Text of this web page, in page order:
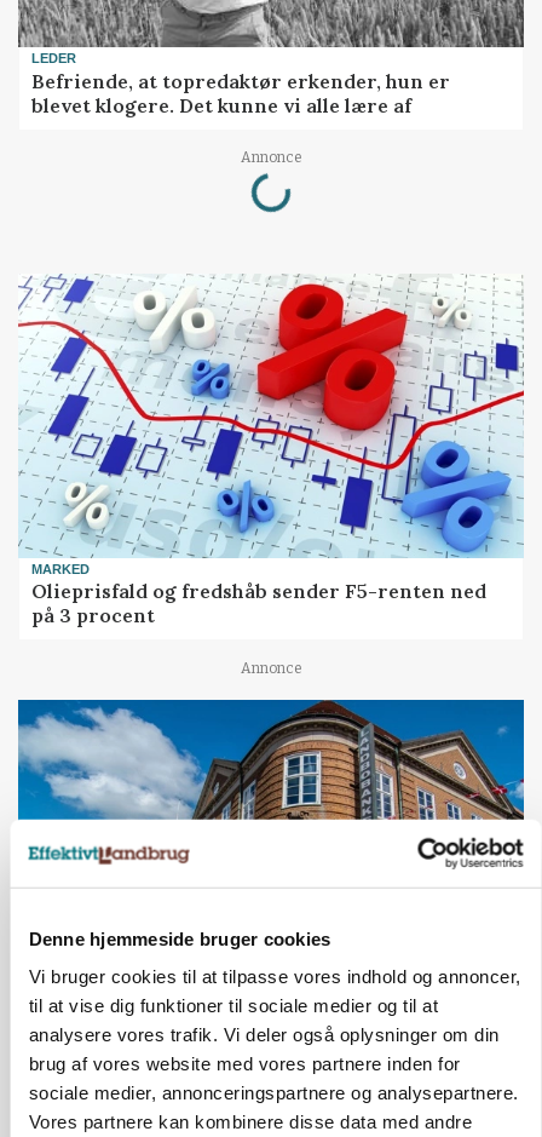
Denne hjemmeside bruger cookies
Vi bruger cookies til at tilpasse vores indhold og annoncer,
til at vise dig funktioner til sociale medier og til at
analysere vores trafik. Vi deler også oplysninger om din
brug af vores website med vores partnere inden for
sociale medier, annonceringspartnere og analysepartnere.
Vores partnere kan kombinere disse data med andre
LEDER
Befriende, at topredaktør erkender, hun er
blevet klogere. Det kunne vi alle lære af
Annonce
Loading...
MARKED
Olieprisfald og fredshåb sender F5-renten ned
på 3 procent
Annonce
Lave grisepriser og nye regler øger landbobanks
forsigtighed
Annonce